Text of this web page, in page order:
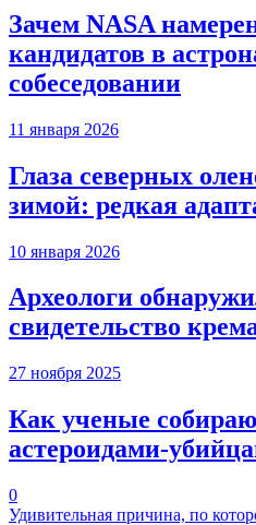
Зачем NASA
кандидатов в
собеседовании
11 января 2026
Глаза северных
зимой: редкая
10 января 2026
Археологи
свидетельство
27 ноября 2025
Как ученые
астероидами-
0
Удивительная причина, по